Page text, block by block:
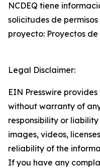
NCDEQ tiene
solicitudes de
proyecto: Proyectos
Legal Disclaimer:
EIN Presswire
without warranty of
responsibility or
images, videos,
reliability of the
If you have any